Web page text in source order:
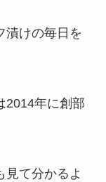
漬けの毎日を
2014年に創部
見て分かるよ